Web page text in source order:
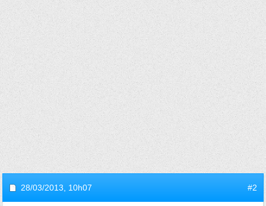
28/03/2013, 10h07 #2